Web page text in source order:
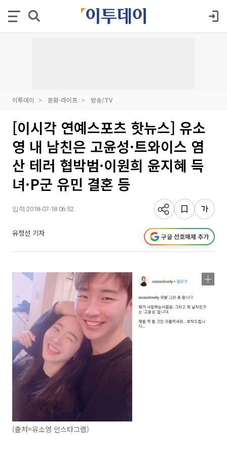
이투데이 문화·라이프 방송/TV
[이시각 연예스포츠 핫뉴스] 유소
영 내 남친은 고윤성·트와이스 염
산 테러 협박범·이원희 윤지혜 득
녀·P군 유민 결혼 등
입력 2018-07-18 06:52
유정선 기자 구글 선호매체 추가
(출처=유소영 인스타그램)